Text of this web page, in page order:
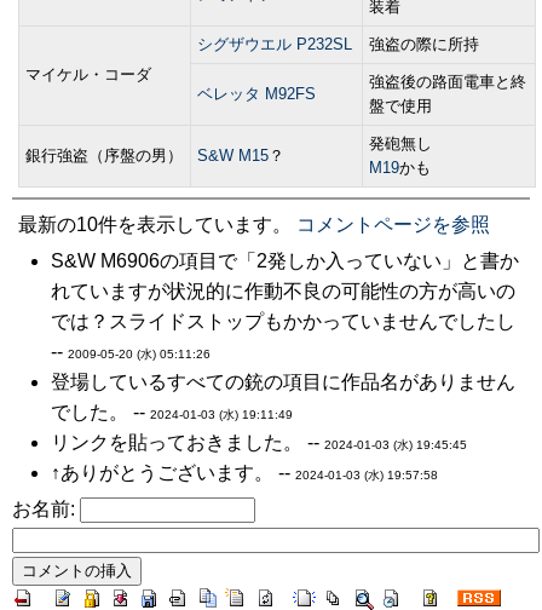
装着
マイケル・コーダ
シグザウエル P232SL 強盗の際に所持
ベレッタ M92FS
強盗後の路面電車と終
盤で使用
銀行強盗（序盤の男） S&W M15 ？
発砲無し
M19かも
最新の10件を表示しています。
コメントページを参照
S&W M6906の項目で「2発しか入っていない」と書か
れていますが状況的に作動不良の可能性の方が高いの
では？スライドストップもかかっていませんでしたし
-- 2009-05-20 (水) 05:11:26
登場しているすべての銃の項目に作品名がありません
でした。 -- 2024-01-03 (水) 19:11:49
リンクを貼っておきました。 -- 2024-01-03 (水) 19:45:45
↑ありがとうございます。 -- 2024-01-03 (水) 19:57:58
お名前: